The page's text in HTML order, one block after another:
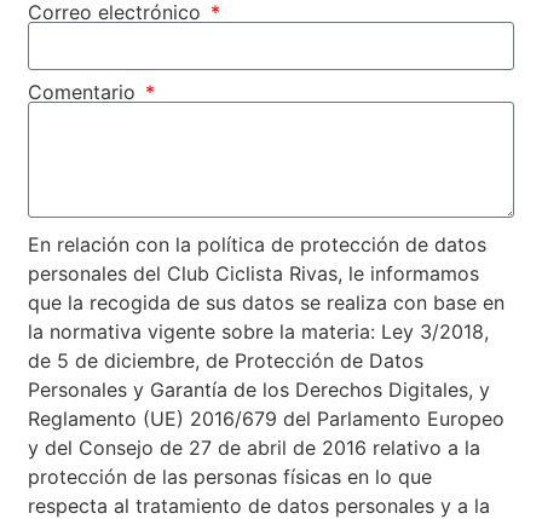
Correo electrónico
Comentario
En relación con la política de protección de datos
personales del Club Ciclista Rivas, le informamos
que la recogida de sus datos se realiza con base en
la normativa vigente sobre la materia: Ley 3/2018,
de 5 de diciembre, de Protección de Datos
Personales y Garantía de los Derechos Digitales, y
Reglamento (UE) 2016/679 del Parlamento Europeo
y del Consejo de 27 de abril de 2016 relativo a la
protección de las personas físicas en lo que
respecta al tratamiento de datos personales y a la